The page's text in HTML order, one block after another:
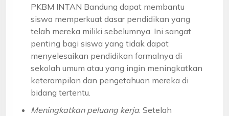
PKBM INTAN Bandung dapat membantu
siswa memperkuat dasar pendidikan yang
telah mereka miliki sebelumnya. Ini sangat
penting bagi siswa yang tidak dapat
menyelesaikan pendidikan formalnya di
sekolah umum atau yang ingin meningkatkan
keterampilan dan pengetahuan mereka di
bidang tertentu.
Meningkatkan peluang kerja: Setelah